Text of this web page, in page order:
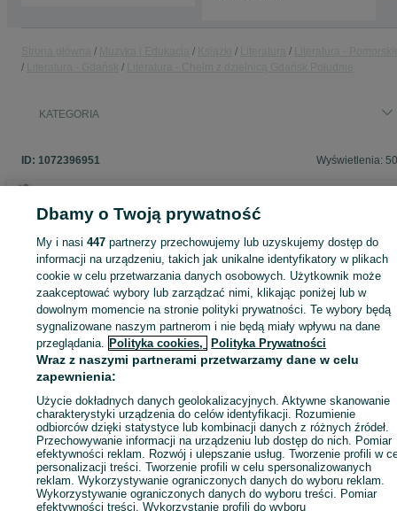
KATEGORIA
ID: 1072396951 Wyświetlenia:
Zaloguj się lub załóż konto na OLX, aby skontaktować się z
sprzedającym
Zaloguj się / Załóż konto
Kup
Dbamy o Twoją prywatność
My i nasi447 partnerzy przechowujemy lub uzyskujemy dostęp do
informacji na urządzeniu, takich jak unikalne identyfikatory w plikach
cookie w celu przetwarzania danych osobowych. Użytkownik może
zaakceptować wybory lub zarządzać nimi, klikając poniżej lub w
dowolnym momencie na stronie polityki prywatności. Te wybory będą
sygnalizowane naszym partnerom i nie będą miały wpływu na dane
przeglądania. Polityka cookies, Polityka Prywatności
Wraz z naszymi partnerami przetwarzamy dane w celu
zapewnienia:
Użycie dokładnych danych geolokalizacyjnych. Aktywne skanowanie
charakterystyki urządzenia do celów identyfikacji. Rozumienie
odbiorców dzięki statystyce lub kombinacji danych z różnych źródeł.
Przechowywanie informacji na urządzeniu lub dostęp do nich. Pomiar
efektywności reklam. Rozwój i ulepszanie usług. Tworzenie profili w
personalizacji treści. Tworzenie profili w celu spersonalizowanych
reklam. Wykorzystywanie ograniczonych danych do wyboru reklam.
Wykorzystywanie ograniczonych danych do wyboru treści. Pomiar
efektywności treści. Wykorzystanie profili do wyboru